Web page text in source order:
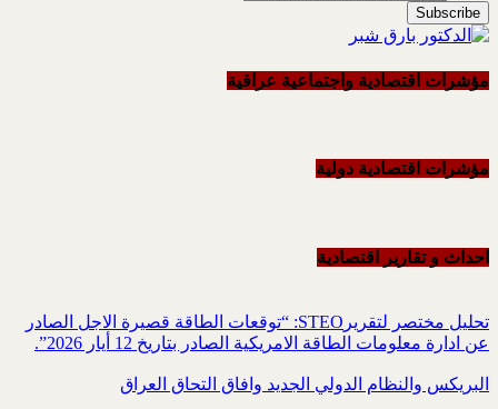
مؤشرات اقتصادية واجتماعية عراقية
مؤشرات اقتصادية دولية
احداث و تقاریر اقتصادیة
تحليل مختصر لتقريرSTEO‏: “توقعات الطاقة قصيرة الاجل الصادر
عن ادارة معلومات الطاقة الامريكية ‏الصادر بتاريخ 12 أيار 2026”.‏
البريكس والنظام الدولي الجديد وافاق التحاق العراق